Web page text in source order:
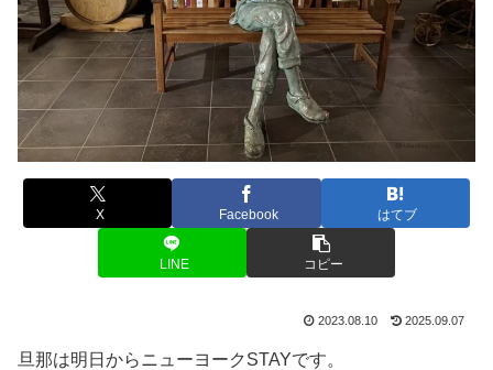
X Facebook はてブ
LINE コピー
2023.08.10 2025.09.07
旦那は明日からニューヨークSTAYです。